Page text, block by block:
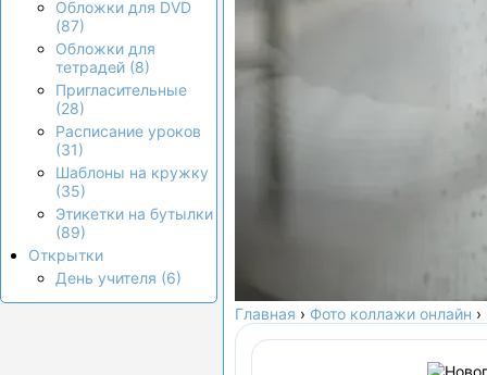
Обложки для DVD
(87)
Обложки для
тетрадей (8)
Пригласительные
(28)
Расписание уроков
(31)
Шаблоны на кружку
(35)
Этикетки на бутылки
(89)
Открытки
День учителя (6)
Главная › Фото коллажи онлайн ›